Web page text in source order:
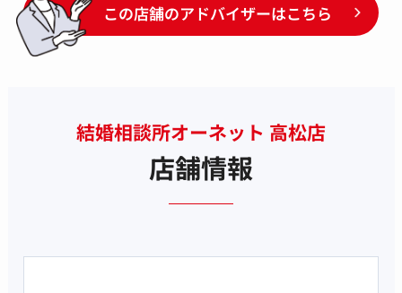
この店舗のアドバイザーはこちら
結婚相談所オーネット 高松店
店舗情報